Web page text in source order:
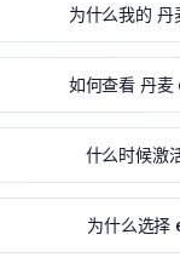
为什么我的 丹
如何查看 丹麦
什么时候激
为什么选择